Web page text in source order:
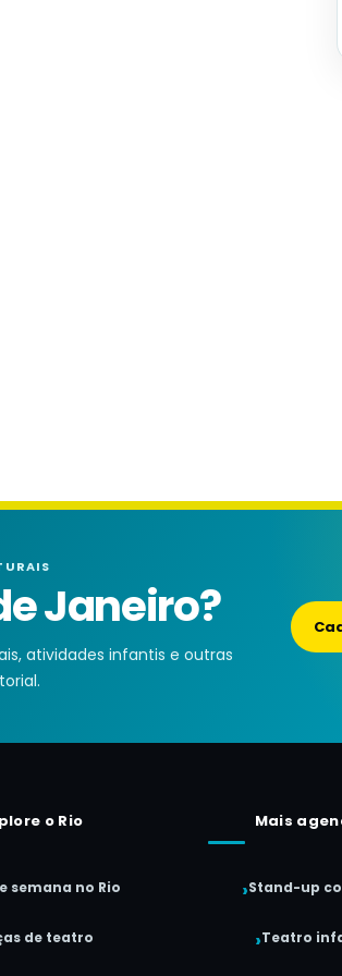
Janeiro?
atividades infantis e outras
o Rio
semana no Rio
de teatro
Mais
Stand-up
Teatro